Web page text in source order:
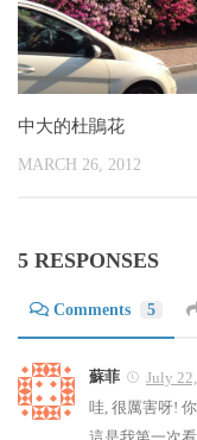
中大的杜鵑花
MARCH 26, 2012
5 RESPONSES
Comments 5
蘇菲
July
哇, 很厲害呀!